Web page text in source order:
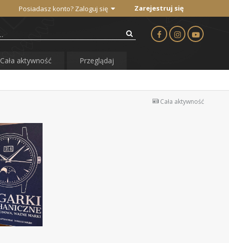
Posiadasz konto? Zaloguj się Zarejestruj się
Cała aktywność Przeglądaj
Cała aktywność